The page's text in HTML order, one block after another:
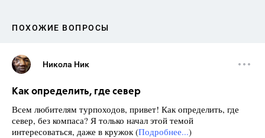
ПОХОЖИЕ ВОПРОСЫ
Никола Ник
Как определить, где север
Всем любителям турпоходов, привет! Как определить, где
север, без компаса? Я только начал этой темой
интересоваться, даже в кружок (Подробнее...)